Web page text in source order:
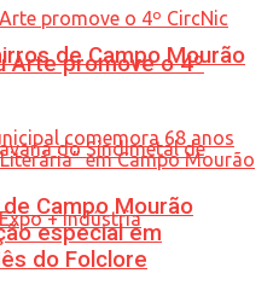
de Campo Mourão
Arte promove o 4º
Campo Mourão
especial em
do Folclore